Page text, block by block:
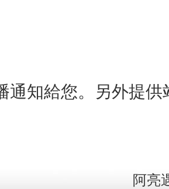
通知給您。另外提
阿亮